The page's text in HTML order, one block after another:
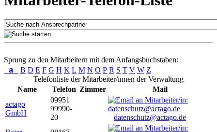
Sprung zu den Mitarbeitern mit dem Anfangsbuchstaben:
a B D E F G H K L M N O P R S T V W Z
Telefonliste der Mitarbeiter/innen der Verwaltung
Name
Telefon Zimmer
Mail
actago
GmbH
09951
99990-
20
datenschutz@actago.de